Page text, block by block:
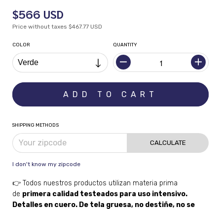
$566 USD
Price without taxes $467.77 USD
COLOR QUANTITY
SHIPPING METHODS
CALCULATE
I don't know my zipcode
👉 Todos nuestros productos utilizan materia prima
de primera calidad testeados para uso intensivo.
Detalles en cuero. De tela gruesa, no destiñe, no se